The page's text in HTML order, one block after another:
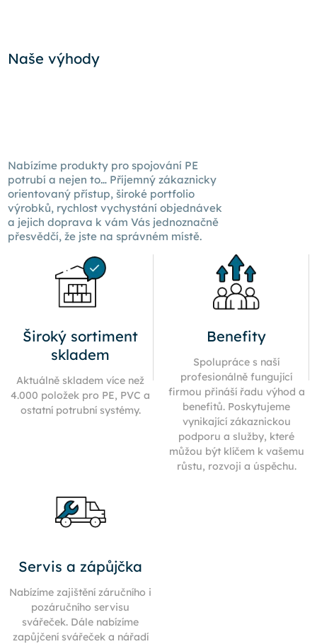
Naše výhody
Nabízíme produkty pro spojování PE
potrubí a nejen to… Příjemný zákaznicky
orientovaný přístup, široké portfolio
výrobků, rychlost vychystání objednávek
a jejich doprava kvám Vás jednoznačně
přesvědčí, že jste na správném místě.
Široký sortiment
skladem
Aktuálně skladem více než
4.000 položek pro PE, PVC a
ostatní potrubní systémy.
Benefity
Spolupráce s naší
profesionálně fungující
firmou přináší řadu výhod a
benefitů. Poskytujeme
vynikající zákaznickou
podporu a služby, které
můžou být klíčem k vašemu
růstu, rozvoji a úspěchu.
Servis a zápůjčka
Nabízíme zajištění záručního i
pozáručního servisu
svářeček. Dále nabízíme
zapůjčení svářeček a nářadí